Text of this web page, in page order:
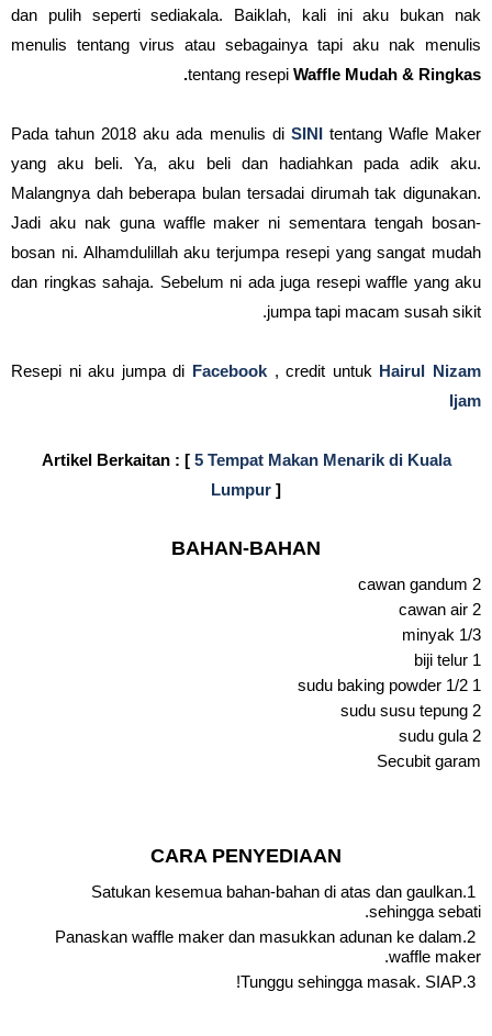
dan pulih seperti sediakala. Baiklah, kali ini aku bukan nak
menulis tentang virus atau sebagainya tapi aku nak menulis
tentang resepi Waffle Mudah & Ringkas.
Pada tahun 2018 aku ada menulis di SINItentang Wafle Maker
yang aku beli. Ya, aku beli dan hadiahkan pada adik aku.
Malangnya dah beberapa bulan tersadai dirumah tak digunakan.
Jadi aku nak guna waffle maker ni sementara tengah bosan-
bosan ni. Alhamdulillah aku terjumpa resepi yang sangat mudah
dan ringkas sahaja. Sebelum ni ada juga resepi waffle yang aku
jumpa tapi macam susah sikit.
Resepi ni aku jumpa di Facebook , credit untuk Hairul Nizam
Ijam
Artikel Berkaitan : [ 5 Tempat Makan Menarik di Kuala
Lumpur ]
BAHAN-BAHAN
2 cawan gandum
2 cawan air
1/3 minyak
1 biji telur
1 1/2 sudu baking powder
2 sudu susu tepung
2 sudu gula
Secubit garam
CARA PENYEDIAAN
Satukan kesemua bahan-bahan di atas dan gaulkan
sehingga sebati.
Panaskan waffle maker dan masukkan adunan ke dalam
waffle maker.
Tunggu sehingga masak. SIAP!